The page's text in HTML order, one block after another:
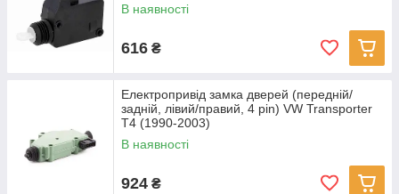
В наявності
616 ₴
Електропривід замка дверей (передній/
задній, лівий/правий, 4 pin) VW Transporter
T4 (1990-2003)
В наявності
924 ₴